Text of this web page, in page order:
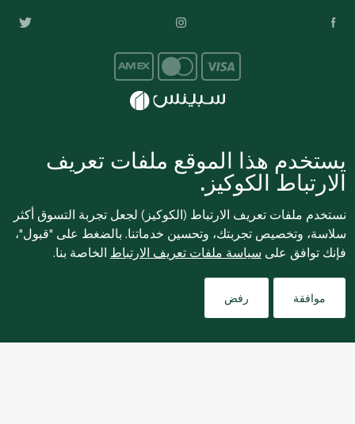
واللوائح أو الاشتباه في الاحتيال أو الفساد، يرجى إرسال بريد
ethics@spinneys.com
© 2020-2026 سبينس. كل الحقوق محفوظة
يستخدم هذا الموقع ملفات تعريف
الارتباط الكوكيز.
نستخدم ملفات تعريف الارتباط (الكوكيز) لجعل تجربة التسوق أكثر
سلاسة، وتخصيص تجربتك، وتحسين خدماتنا. بالضغط على "قبول"،
فإنك توافق على سياسة ملفات تعريف الارتباط الخاصة بنا.
موافقة رفض